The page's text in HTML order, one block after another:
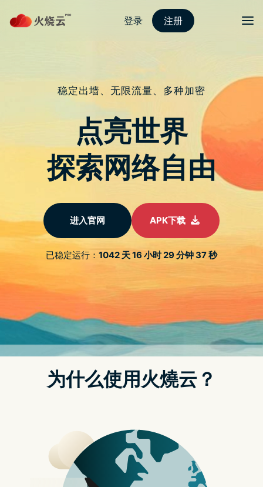
至
正
文 protonvpn下载
Nothing 推出 Nothing Chats 打通
iMessage 一天後从 Google Play 下架
上周，手机公司 Nothing 宣布推出名为 Nothing Chats 的应
用，指在打通 iMessage 与 Android 的 RCS 。而 Nothing 创办
for Android” 的 YouTube 影片，并以 “Sorry Tim” 作为
Nothing Chats YouTube 影片预览图，讽刺 Tim Cook。不过，
发布不到一天，Nothing 却因严重的安全问题，已将此应用从
Google Play 下架。而原本用作「讽刺」Tim Cook 的一句话….反
据报导，Nothing Chats 的运作需要用户允许 Sunbird 透过其伺
服器登入 iCloud 账户，这一过程本身就颇具争议。更糟糕的
是，Texts.com 报导称，Sunbird 的讯息并未实现端对端加密，
而且系统也并不难被破解。
Firebase 云同步伺服器，并将其以未加密的纯文本形式储存。他
泄露用户的电子邮件地址。此外，Sunbird 消息通过 Firebase
实时数据库公开可见，且未加密。
Nothing 网页 FAQ 声称 Sunbird 系统是安全的，并实现了端对